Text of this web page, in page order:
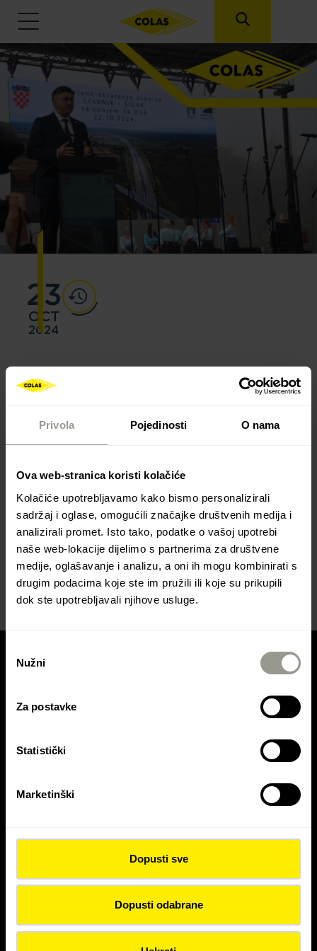
Privola Pojedinosti O nama
Ova web-stranica koristi kolačiće
Kolačiće upotrebljavamo kako bismo personalizirali
sadržaj i oglase, omogućili značajke društvenih medija i
analizirali promet. Isto tako, podatke o vašoj upotrebi
naše web-lokacije dijelimo s partnerima za društvene
medije, oglašavanje i analizu, a oni ih mogu kombinirati s
drugim podacima koje ste im pružili ili koje su prikupili
dok ste upotrebljavali njihove usluge.
pristanka
Nužni
Za postavke
Statistički
Marketinški
Dopusti sve
Dopusti odabrane
Skoči na glavni sadržaj
Dionica autoceste A11
otvorena za promet
23
OCT
2024
Završena izgradnja dionice autoceste A11 od
autoceste d.o.o.).
Od prošlog tjedna, 22. listopada 2024. dionica je
otvorena za promet.